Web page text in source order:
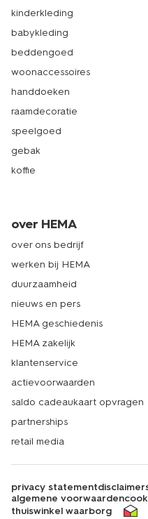
kinderkleding
babykleding
beddengoed
woonaccessoires
handdoeken
raamdecoratie
speelgoed
gebak
koffie
over HEMA
over ons bedrijf
werken bij HEMA
duurzaamheid
nieuws en pers
HEMA geschiedenis
HEMA zakelijk
klantenservice
actievoorwaarden
saldo cadeaukaart opvragen
partnerships
retail media
privacy statementdisclaimer
algemene voorwaarden
thuiswinkel waarborg